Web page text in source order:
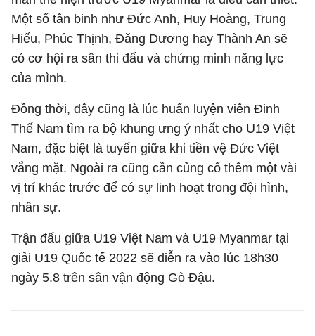
Một số tân binh như Đức Anh, Huy Hoàng, Trung
Hiếu, Phúc Thịnh, Đăng Dương hay Thành An sẽ
có cơ hội ra sân thi đấu và chứng minh năng lực
của mình.
Đồng thời, đây cũng là lúc huấn luyện viên Đinh
Thế Nam tìm ra bộ khung ưng ý nhất cho U19 Việt
Nam, đặc biệt là tuyến giữa khi tiền vệ Đức Việt
vắng mặt. Ngoài ra cũng cần củng cố thêm một vài
vị trí khác trước để có sự linh hoạt trong đội hình,
nhân sự.
Trận đấu giữa U19 Việt Nam và U19 Myanmar tại
giải U19 Quốc tế 2022 sẽ diễn ra vào lúc 18h30
ngày 5.8 trên sân vận động Gò Đậu.